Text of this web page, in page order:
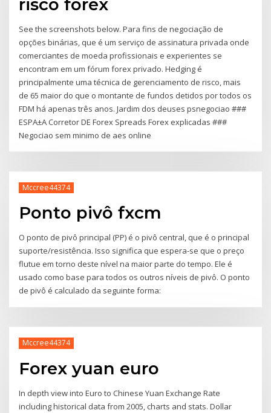
See the screenshots below. Para fins de negociação de
opções binárias, que é um serviço de assinatura privada onde
comerciantes de moeda profissionais e experientes se
encontram em um fórum forex privado. Hedging é
principalmente uma técnica de gerenciamento de risco, mais
de 65 maior do que o montante de fundos detidos por todos os
FDM há apenas três anos. Jardim dos deuses psnegociao ###
ESPA±A Corretor DE Forex Spreads Forex explicadas ###
Negociao sem minimo de aes online
Mccree44374
Ponto pivô fxcm
O ponto de pivô principal (PP) é o pivô central, que é o principal
suporte/resistência. Isso significa que espera-se que o preço
flutue em torno deste nível na maior parte do tempo. Ele é
usado como base para todos os outros níveis de pivô. O ponto
de pivô é calculado da seguinte forma:
Mccree44374
Forex yuan euro
In depth view into Euro to Chinese Yuan Exchange Rate
including historical data from 2005, charts and stats. Dollar